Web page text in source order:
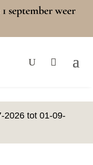
september weer
2026 tot 01-09-